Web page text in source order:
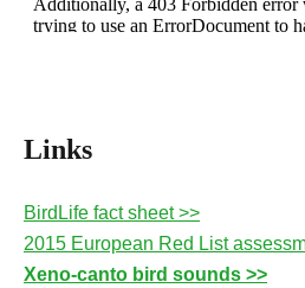
Links
BirdLife fact sheet >>
2015 European Red List
Xeno-canto bird sounds >>